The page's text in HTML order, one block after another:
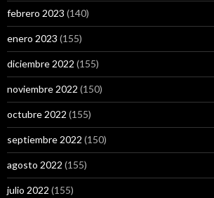
febrero 2023 (140)
enero 2023 (155)
diciembre 2022 (155)
noviembre 2022 (150)
octubre 2022 (155)
septiembre 2022 (150)
agosto 2022 (155)
julio 2022 (155)